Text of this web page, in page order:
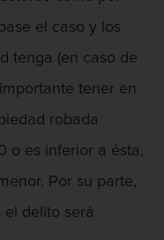
con presencia
el caso y los
tenga (en caso de
tener en
robada
o es inferior a ésta,
Por su parte,
el delito será